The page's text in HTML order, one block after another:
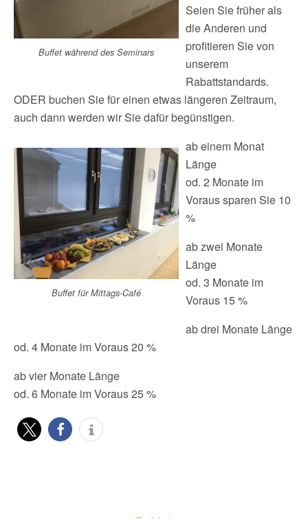
Buffet während des Seminars
Seien Sie früher als
die Anderen und
profitieren Sie von
unserem
Rabattstandards.
ODER buchen Sie für einen etwas längeren Zeitraum,
auch dann werden wir Sie dafür begünstigen.
Buffet für Mittags-Café
ab einem Monat
Länge
od. 2 Monate im
Voraus sparen Sie 10
%
ab zwei Monate
Länge
od. 3 Monate im
Voraus 15 %
ab drei Monate Länge
od. 4 Monate im Voraus 20 %
ab vier Monate Länge
od. 6 Monate im Voraus 25 %